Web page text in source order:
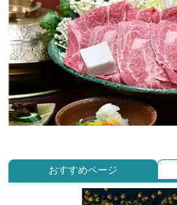
おすすめページ